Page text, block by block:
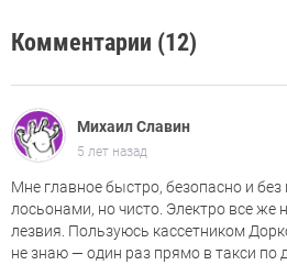
Комментарии (12)
Михаил Славин
5 лет назад
Мне главное быстро, безопасно и
лосьонами, но чисто. Электро все же
лезвия. Пользуюсь кассетником
не знаю — один раз прямо в такси по